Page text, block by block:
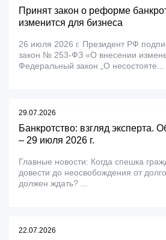
Принят закон о реформе
изменится для бизнеса
26 июля 2026 г. Президент РФ
закон № 253-ФЗ «О внесении
Федеральный закон „О несостояте...
29.07.2026
Банкротство: взгляд эксперта.
– 29 июля 2026 г.
Главные новости: Когда спешка
довести до неосвобождения от
должен ждать? ...
22.07.2026